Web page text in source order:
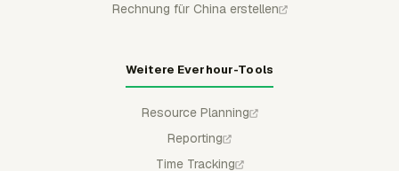
Rechnung für China erstellen
Weitere Everhour-Tools
Resource Planning
Reporting
Time Tracking